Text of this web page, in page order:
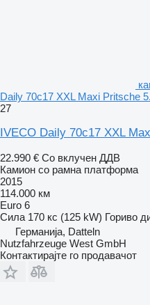
Daily 70c17 XXL Maxi Pritsche
27
IVECO Daily 70c17 XXL
22.990 € Со вклучен ДДВ
Камион со рамна платформа
2015
114.000 км
Euro 6
Сила 170 кс (125 kW) Гориво
Германија, Datteln
Nutzfahrzeuge West GmbH
Контактирајте го продавачот